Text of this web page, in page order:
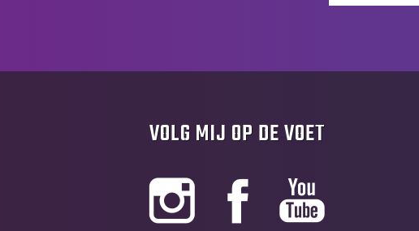
VOLG MIJ OP DE VOET